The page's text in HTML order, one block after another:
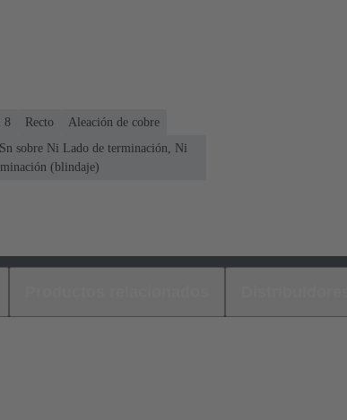
8 Recto
Aleación de cobre
sobre Ni Lado de terminación, Ni
(blindaje)